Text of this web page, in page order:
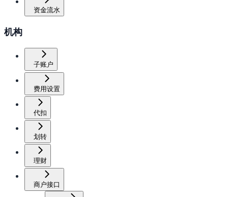
资金流水
机构
子账户
费用设置
代扣
划转
理财
商户接口